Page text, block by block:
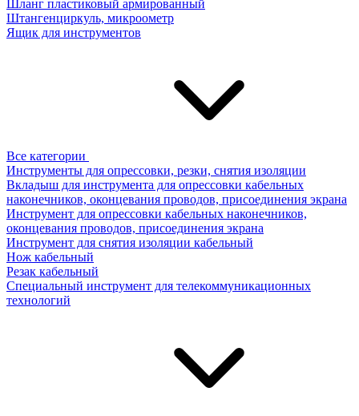
Шланг пластиковый армированный
Штангенциркуль, микроометр
Ящик для инструментов
Все категории
Инструменты для опрессовки, резки, снятия изоляции
Вкладыш для инструмента для опрессовки кабельных
наконечников, оконцевания проводов, присоединения экрана
Инструмент для опрессовки кабельных наконечников,
оконцевания проводов, присоединения экрана
Инструмент для снятия изоляции кабельный
Нож кабельный
Резак кабельный
Специальный инструмент для телекоммуникационных
технологий